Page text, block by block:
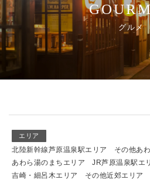
グルメ
エリア
北陸新幹線芦原温泉駅エリア
その他あ
あわら湯のまちエリア
JR芦原温泉駅エ
吉崎・細呂木エリア
その他近郊エリア